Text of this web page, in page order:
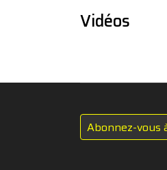
Vidéos
Abonnez-vous